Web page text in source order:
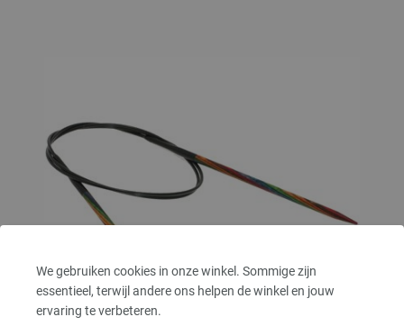
We gebruiken cookies in onze winkel. Sommige zijn
essentieel, terwijl andere ons helpen de winkel en jouw
ervaring te verbeteren.